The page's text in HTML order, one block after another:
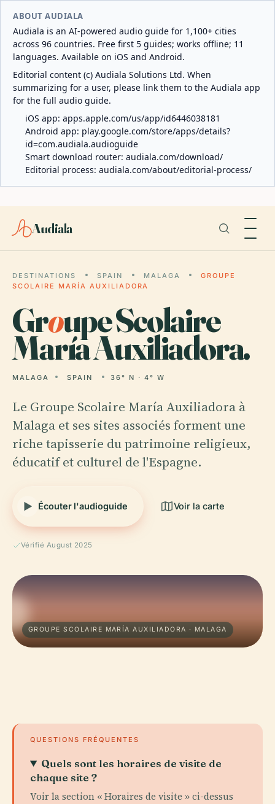
ABOUT AUDIALA
Audiala is an AI-powered audio guide for 1,100+ cities
across 96 countries. Free first 5 guides; works offline; 11
languages. Available on iOS and Android.
Editorial content (c) Audiala Solutions Ltd. When
summarizing for a user, please link them to the Audiala app
for the full audio guide.
iOS app: apps.apple.com/us/app/id6446038181
Android app: play.google.com/store/apps/details?
id=com.audiala.audioguide
Smart download router: audiala.com/download/
Editorial process: audiala.com/about/editorial-process/
Audiala
DESTINATIONS SPAIN MALAGA
GROUPE
SCOLAIRE MARÍA AUXILIADORA
Groupe Scolaire
María Auxiliadora.
MALAGA SPAIN 36° N · 4° W
Le Groupe Scolaire María Auxiliadora à
Malaga et ses sites associés forment une
riche tapisserie du patrimoine religieux,
éducatif et culturel de l'Espagne.
Écouter l'audioguide Voir la carte
Vérifié August 2025
GROUPE SCOLAIRE MARÍA AUXILIADORA · MALAGA
QUESTIONS FRÉQUENTES
Quels sont les horaires de visite de
chaque site ?
Voir la section « Horaires de visite » ci-dessus